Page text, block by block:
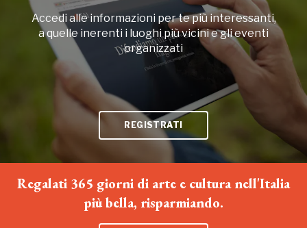
Accedi alle informazioni per te più interessanti,
a quelle inerenti i luoghi più vicini e gli eventi
organizzati
REGISTRATI
Regalati 365 giorni di arte e cultura nell'Italia
più bella, risparmiando.